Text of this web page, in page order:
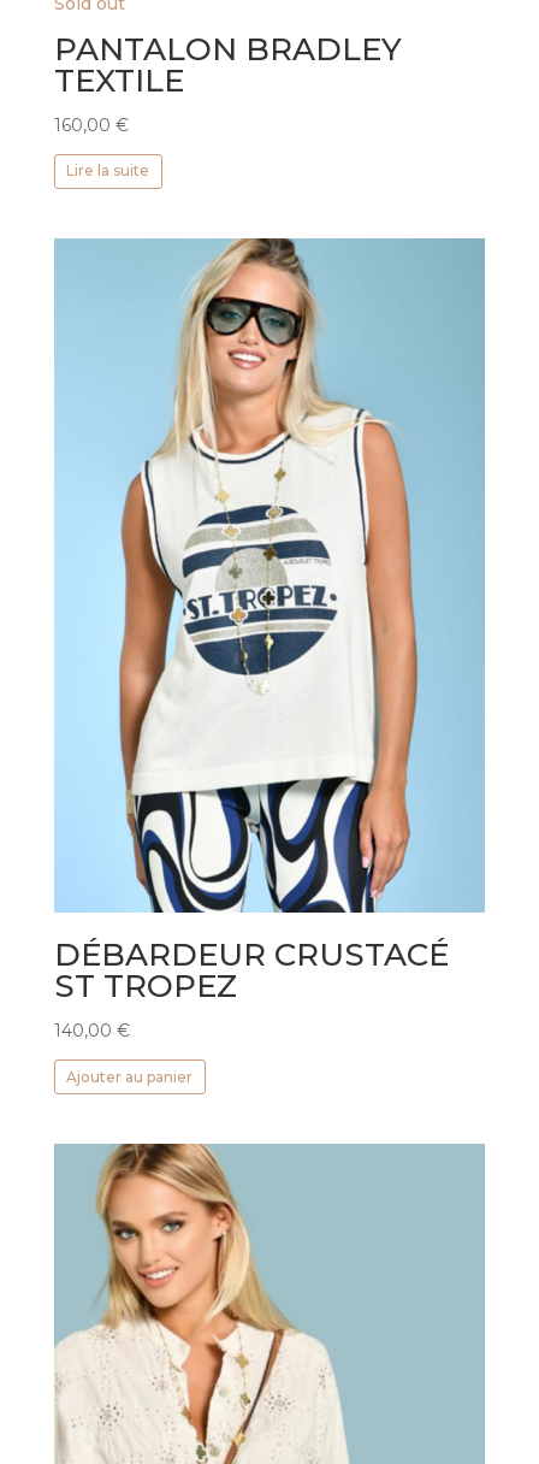
PANTALON BRADLEY
TEXTILE
160,00 €
Lire la suite
DÉBARDEUR CRUSTACÉ
ST TROPEZ
140,00 €
Ajouter au panier